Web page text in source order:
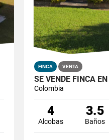
FINCA VENTA
Colombia
4
Alcobas
3.5
Baños